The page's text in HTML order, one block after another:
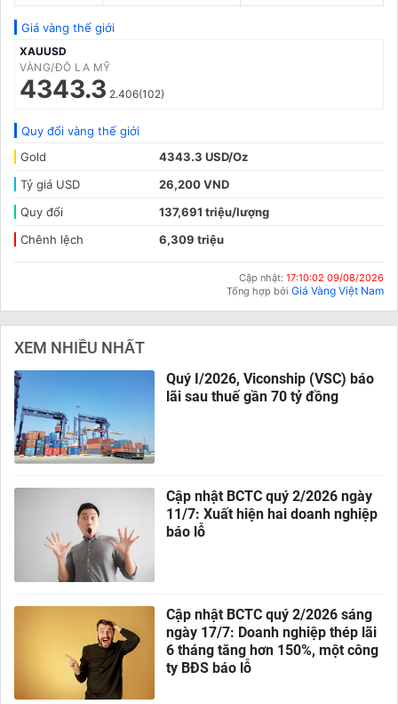
Giá vàng thế giới
XAUUSD
VÀNG/ĐÔ LA MỸ
4343.3 2.406(102)
Quy đổi vàng thế giới
Gold
4343.3 USD/Oz
Tỷ giá USD
26,200 VND
Quy đổi
137,691 triệu/lượng
Chênh lệch
6,309 triệu
Cập nhật: 17:10:02 09/08/2026
Tổng hợp bởi Giá Vàng Việt Nam
XEM NHIỀU NHẤT
Quý I/2026, Viconship (VSC) báo
lãi sau thuế gần 70 tỷ đồng
Cập nhật BCTC quý 2/2026 ngày
11/7: Xuất hiện hai doanh nghiệp
báo lỗ
Cập nhật BCTC quý 2/2026 sáng
ngày 17/7: Doanh nghiệp thép lãi
6 tháng tăng hơn 150%, một công
ty BĐS báo lỗ